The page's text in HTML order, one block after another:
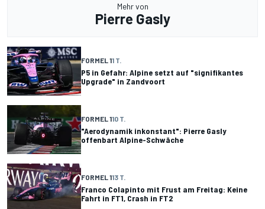
Mehr von
Pierre Gasly
FORMEL 11 T.
P5 in Gefahr: Alpine setzt auf "signifikantes
Upgrade" in Zandvoort
FORMEL 110 T.
"Aerodynamik inkonstant": Pierre Gasly
offenbart Alpine-Schwäche
FORMEL 113 T.
Franco Colapinto mit Frust am Freitag: Keine
Fahrt in FT1, Crash in FT2